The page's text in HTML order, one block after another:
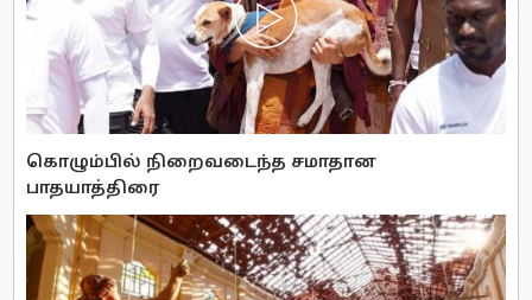
கொழும்பில் நிறைவடைந்த சமாதான
பாதயாத்திரை